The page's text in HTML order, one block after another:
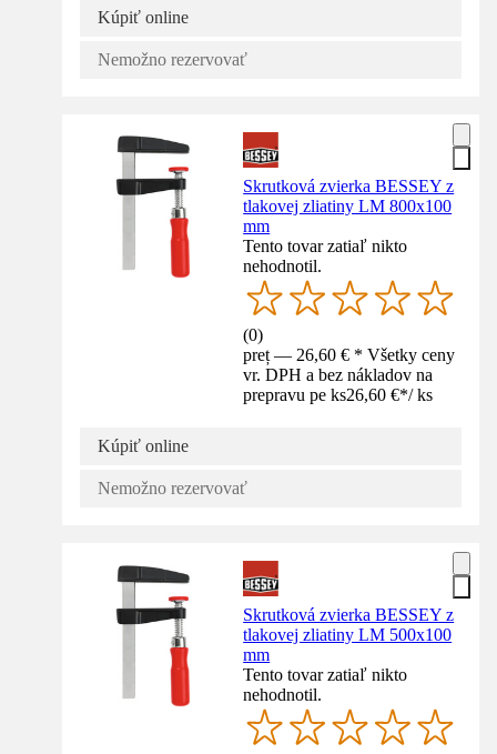
Kúpiť online
Nemožno rezervovať
Skrutková zvierka BESSEY z
tlakovej zliatiny LM 800x100
mm
Tento tovar zatiaľ nikto
nehodnotil.
(0)
preț — 26,60 € * Všetky ceny
vr. DPH a bez nákladov na
prepravu pe ks26,60 €*/ ks
Kúpiť online
Nemožno rezervovať
Skrutková zvierka BESSEY z
tlakovej zliatiny LM 500x100
mm
Tento tovar zatiaľ nikto
nehodnotil.